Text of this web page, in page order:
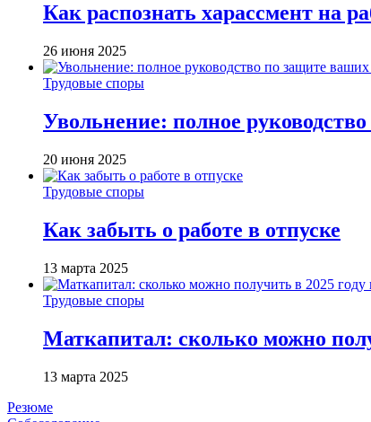
Как распознать харассмент на
26 июня 2025
Трудовые споры
Увольнение: полное
20 июня 2025
Трудовые споры
Как забыть о работе в отпуске
13 марта 2025
Трудовые споры
Маткапитал: сколько можно
13 марта 2025
Резюме